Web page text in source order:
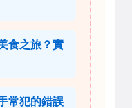
食之旅？實
常犯的錯誤